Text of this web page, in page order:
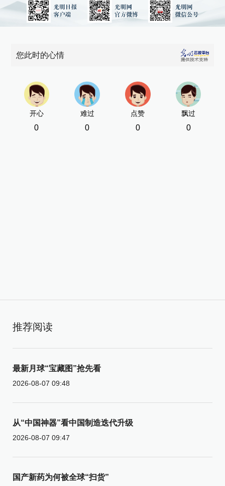
您此时的心情
开心
0
难过
0
点赞
0
飘过
0
推荐阅读
最新月球“宝藏图”抢先看
2026-08-07 09:48
从“中国神器”看中国制造迭代升级
2026-08-07 09:47
国产新药为何被全球“扫货”